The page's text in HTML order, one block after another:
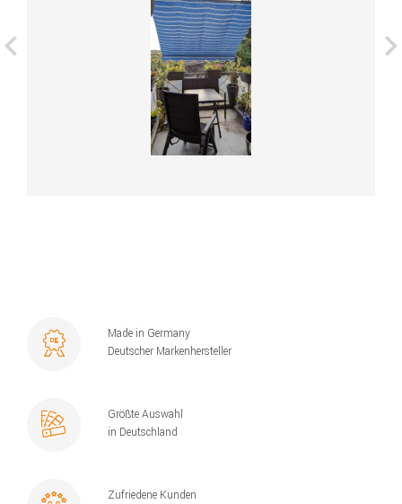
Made in Germany
Deutscher Markenhersteller
Größte Auswahl
in Deutschland
Zufriedene Kunden